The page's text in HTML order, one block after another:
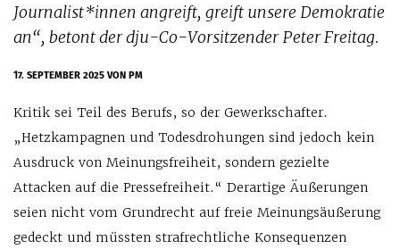
Journalist*innen angreift, greift unsere Demokratie
an“, betont der dju-Co-Vorsitzender Peter Freitag.
17. SEPTEMBER 2025VON PM
Kritik sei Teil des Berufs, so der Gewerkschafter.
„Hetzkampagnen und Todesdrohungen sind jedoch kein
Ausdruck von Meinungsfreiheit, sondern gezielte
Attacken auf die Pressefreiheit.“ Derartige Äußerungen
seien nicht vom Grundrecht auf freie Meinungsäußerung
gedeckt und müssten strafrechtliche Konsequenzen